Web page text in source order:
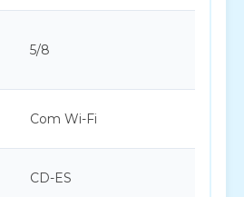
5/8
Com Wi-Fi
CD-ES